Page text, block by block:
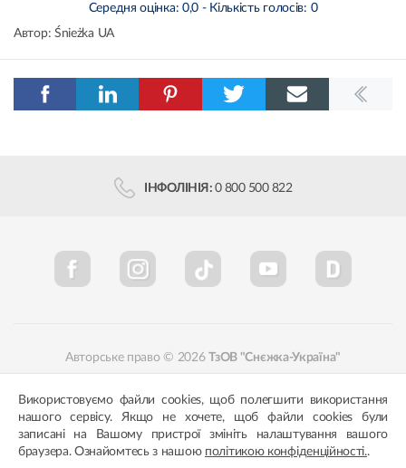
Середня оцінка: 0,0 - Кількість голосів: 0
Автор: Śnieżka UA
ІНФОЛІНІЯ: 0 800 500 822
Авторське право © 2026ТзОВ "Снєжка-Україна"
Політика конфіденційності
Використовуємо файли cookies, щоб полегшити використання
нашого сервісу. Якщо не хочете, щоб файли cookies були
записані на Вашому пристрої змініть налаштування вашого
браузера. Ознайомтесь з нашою політикою конфіденційності..